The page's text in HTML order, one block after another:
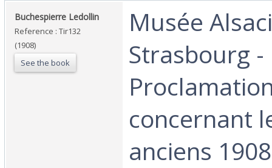
‎Buchespierre Ledollin‎
Reference : Tir132
(1908)
See the book
‎Musée
Strasbourg -
concernant
anciens 1908‎